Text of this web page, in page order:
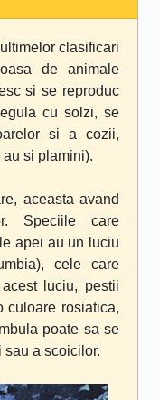
clasificari
de animale
si se reproduc
cu solzi, se
si a cozii,
si plamini).
aceasta avand
Speciile care
apei au un luciu
cele care
luciu, pestii
culoare rosiatica,
poate sa se
a scoicilor.